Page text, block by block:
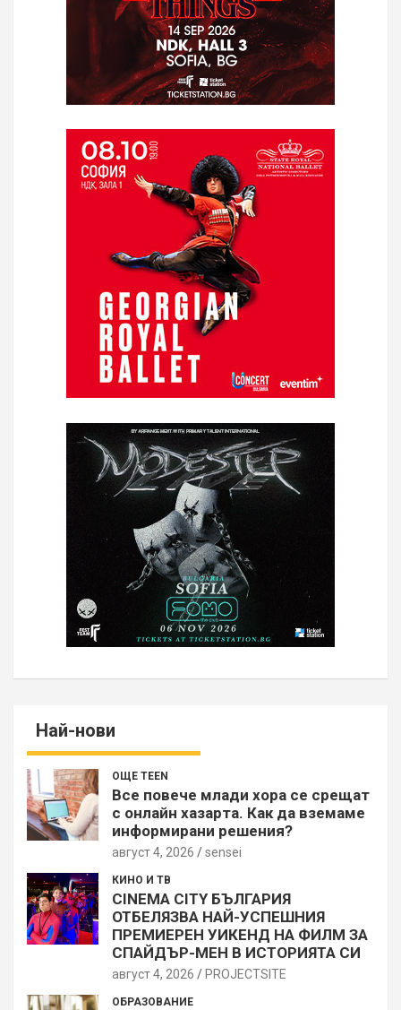
Най-нови
ОЩЕ TEEN
Все повече млади хора се срещат
с онлайн хазарта. Как да вземаме
информирани решения?
август 4, 2026 sensei
КИНО И ТВ
CINEMA CITY БЪЛГАРИЯ
ОТБЕЛЯЗВА НАЙ-УСПЕШНИЯ
ПРЕМИЕРЕН УИКЕНД НА ФИЛМ ЗА
СПАЙДЪР-МЕН В ИСТОРИЯТА СИ
август 4, 2026 PROJECTSITЕ
ОБРАЗОВАНИЕ